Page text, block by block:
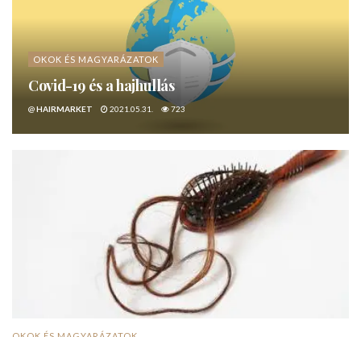
OKOK ÉS MAGYARÁZATOK
Covid-19 és a hajhullás
@HAIRMARKET 2021.05.31. 723